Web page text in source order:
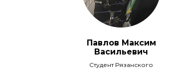
Павлов Максим
Васильевич
Студент Рязанского